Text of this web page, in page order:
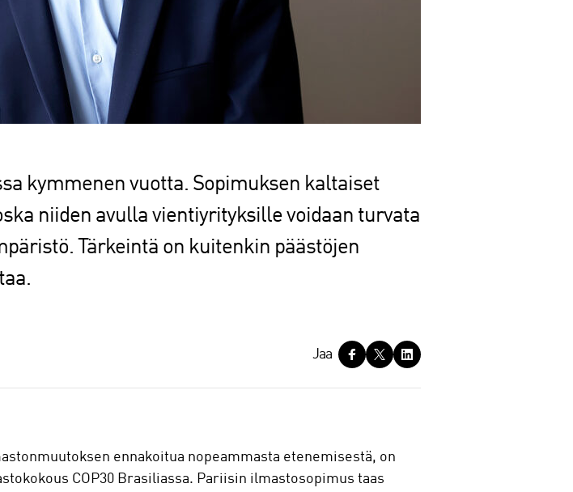
kymmenen vuotta. Sopimuksen kaltaiset
niiden avulla vientiyrityksille voidaan turvata
Tärkeintä on kuitenkin päästöjen
Jaa
ennakoitua nopeammasta etenemisestä, on
COP30 Brasiliassa. Pariisin ilmastosopimus taas